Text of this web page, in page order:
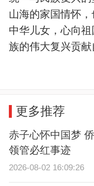
山海的家国情怀
中华儿女，心向
族的伟大复兴贡献
更多推荐
赤子心怀中国梦
领管必红事迹
2026-08-02 16:09:26